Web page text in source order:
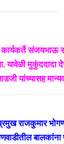
संजयभाऊ
यावेळी मुकुंददादा
यांच्यासह
राजकुमार भोगण
बालकांना